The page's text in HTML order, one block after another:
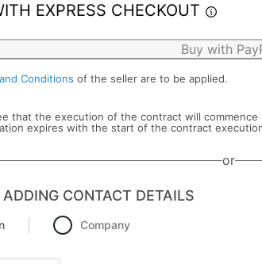
EXPRESS CHECKOUT
Buy with
Conditions of the seller are to be applied.
that the execution of the contract will
expires with the start of the contract
or
CONTACT DETAILS
Company